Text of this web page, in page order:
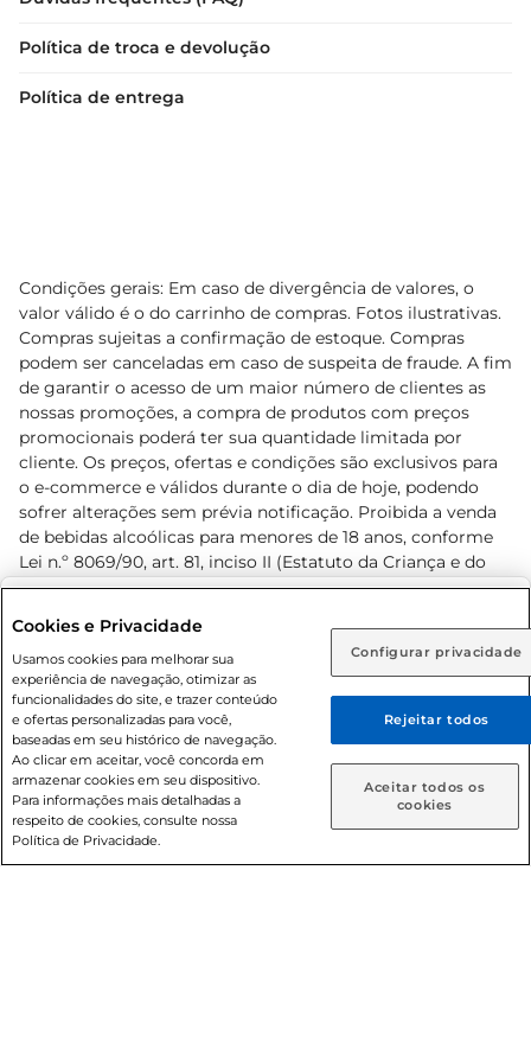
Rio de Janeiro (RJ) Goiás (GO)
Ou
Caso queira comprar online, informe como deseja receber
suas compras:
Entrega em casa Retire em Loja
Política de troca e devolução
Política de entrega
Condições gerais: Em caso de divergência de valores, o
valor válido é o do carrinho de compras. Fotos ilustrativas.
Compras sujeitas a confirmação de estoque. Compras
podem ser canceladas em caso de suspeita de fraude. A fim
de garantir o acesso de um maior número de clientes as
nossas promoções, a compra de produtos com preços
promocionais poderá ter sua quantidade limitada por
cliente. Os preços, ofertas e condições são exclusivos para
o e-commerce e válidos durante o dia de hoje, podendo
sofrer alterações sem prévia notificação. Proibida a venda
de bebidas alcoólicas para menores de 18 anos, conforme
Lei n.º 8069/90, art. 81, inciso II (Estatuto da Criança e do
Adolescente). Preços e condições exclusivos para o
prévio. O valor mínimo para as compras on-line é de R$
80,00.
© 2026 Copyright. Todos os direitos
reservados Prezunic.
Cookies e Privacidade
Usamos cookies para melhorar sua
experiência de navegação, otimizar as
funcionalidades do site, e trazer conteúdo
e ofertas personalizadas para você,
baseadas em seu histórico de navegação.
Ao clicar em aceitar, você concorda em
armazenar cookies em seu dispositivo.
Para informações mais detalhadas a
respeito de cookies, consulte nossa
Política de Privacidade.
Configurar privacidade
Rejeitar todos
Aceitar todos os
cookies